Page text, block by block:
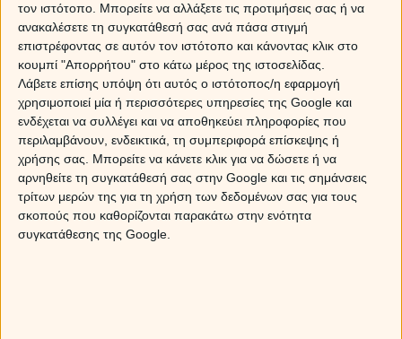
τον ιστότοπο. Μπορείτε να αλλάξετε τις προτιμήσεις σας ή να
ανακαλέσετε τη συγκατάθεσή σας ανά πάσα στιγμή
επιστρέφοντας σε αυτόν τον ιστότοπο και κάνοντας κλικ στο
κουμπί "Απορρήτου" στο κάτω μέρος της ιστοσελίδας.
Λάβετε επίσης υπόψη ότι αυτός ο ιστότοπος/η εφαρμογή
χρησιμοποιεί μία ή περισσότερες υπηρεσίες της Google και
ενδέχεται να συλλέγει και να αποθηκεύει πληροφορίες που
περιλαμβάνουν, ενδεικτικά, τη συμπεριφορά επίσκεψης ή
χρήσης σας. Μπορείτε να κάνετε κλικ για να δώσετε ή να
αρνηθείτε τη συγκατάθεσή σας στην Google και τις σημάνσεις
τρίτων μερών της για τη χρήση των δεδομένων σας για τους
σκοπούς που καθορίζονται παρακάτω στην ενότητα
συγκατάθεσης της Google.
Ήλιου – Πλούτωνα, σου δημιουργούν την ανάγκη να
ζήσεις στιγμές πάθους και ερωτικής έντασης. Δεν
αποκλείεται μάλιστα, να δεχθείς πολιορκία από κάποιο
άτομο που έχει βγει πρόσφατα από τη ζωή σου και σου
ζητά μία δεύτερη ευκαιρία…Θέλεις αλάνθαστη
προσωπική πρόβλεψη για την ερωτική σου ζωή; Μη
ψάχνεις αλλού! Οι διάσημοι αστρολόγοι του Myastro.gr
έχουν τις απαντήσεις! Κάλεσε14788ή στείλεΜΑΝΟΣ
στο54529.
ΚΑΡΚΙΝΟΣ
Η Σελήνη κινείται στον 2ο ηλιακό σου οίκο και συναντά